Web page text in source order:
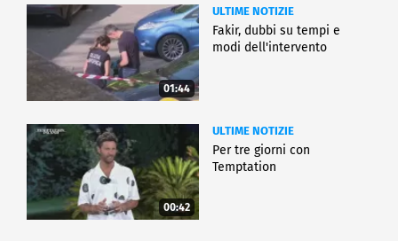
01:44
ULTIME NOTIZIE
Fakir, dubbi su tempi e
modi dell'intervento
00:42
ULTIME NOTIZIE
Per tre giorni con
Temptation